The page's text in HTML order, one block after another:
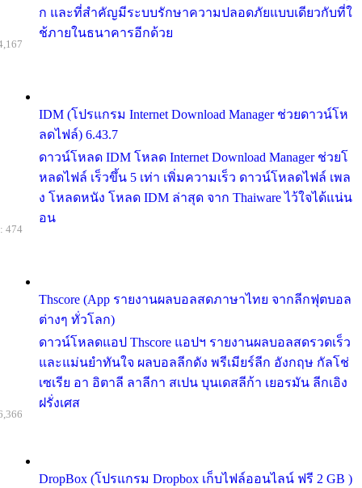
ก และที่สำคัญมีระบบรักษาความปลอดภัยแบบเดียวกับที่ใ
ช้ภายในธนาคารอีกด้วย
IDM (โปรแกรม Internet Download Manager ช่วยดาวน์โห
ลดไฟล์) 6.43.7
ดาวน์โหลด IDM โหลด Internet Download Manager ช่วยโ
หลดไฟล์ เร็วขึ้น 5 เท่า เพิ่มความเร็ว ดาวน์โหลดไฟล์ เพล
ง โหลดหนัง โหลด IDM ล่าสุด จาก Thaiware ไว้ใจได้แน่น
อน
Thscore (App รายงานผลบอลสดภาษาไทย จากลีกฟุตบอล
ต่างๆ ทั่วโลก)
ดาวน์โหลดแอป Thscore แอปฯ รายงานผลบอลสดรวดเร็ว
และแม่นยำทันใจ ผลบอลลีกดัง พรีเมียร์ลีก อังกฤษ กัลโช่
เซเรีย อา อิตาลี ลาลีกา สเปน บุนเดสลีก้า เยอรมัน ลีกเอิง
ฝรั่งเศส
474
DropBox (โปรแกรม Dropbox เก็บไฟล์ออนไลน์ ฟรี 2 GB )